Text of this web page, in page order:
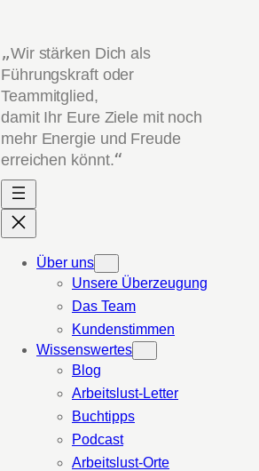
„Wir stärken Dich als
Führungskraft oder
Teammitglied,
damit Ihr Eure Ziele mit noch
mehr Energie und Freude
erreichen könnt.“
Über uns
Unsere Überzeugung
Das Team
Kundenstimmen
Wissenswertes
Blog
Arbeitslust-Letter
Buchtipps
Podcast
Arbeitslust-Orte